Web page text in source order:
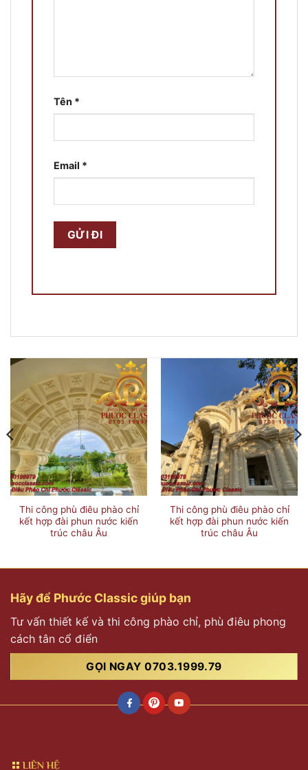
Tên *
Email *
Thi công phù điêu phào chỉ
kết hợp đài phun nước kiến
trúc châu Âu
Thi công phù điêu phào chỉ
kết hợp đài phun nước kiến
trúc châu Âu
Hãy để Phước Classic giúp bạn
Tư vấn thiết kế và thi công phào chỉ, phù điêu phong
cách tân cổ điển
GỌI NGAY 0703.1999.79
LIÊN HỆ